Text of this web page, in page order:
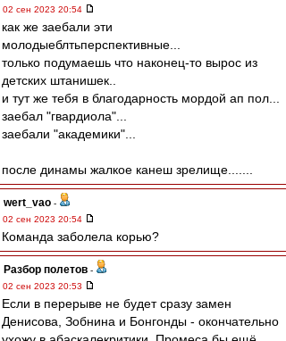
02 сен 2023 20:54
как же заебали эти
молодыеблтьперспективные...
только подумаешь что наконец-то вырос из
детских штанишек..
и тут же тебя в благодарность мордой ап пол...
заебал "гвардиола"...
заебали "академики"...
после динамы жалкое канеш зрелище.......
wert_vao -
02 сен 2023 20:54
Команда заболела корью?
Разбор полетов -
02 сен 2023 20:53
Если в перерыве не будет сразу замен
Денисова, Зобнина и Бонгонды - окончательно